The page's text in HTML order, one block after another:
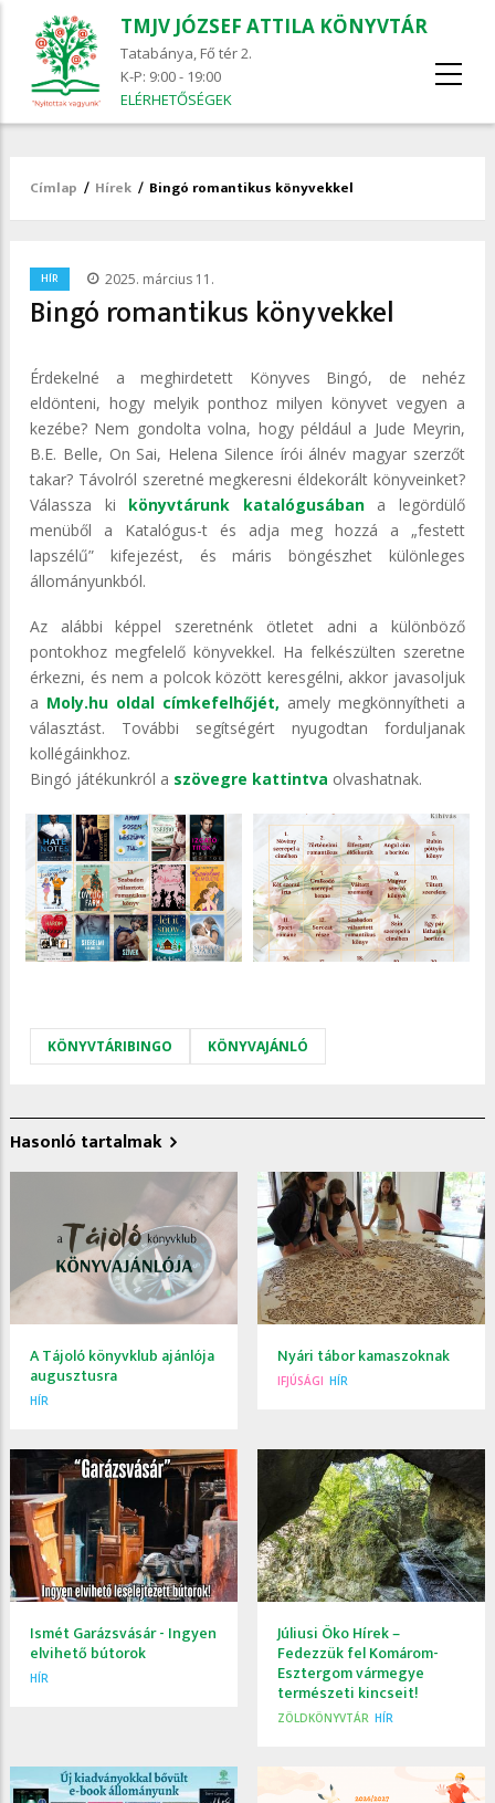
TMJV JÓZSEF ATTILA KÖNYVTÁR
Tatabánya, Fő tér 2.
K-P: 9:00 - 19:00
ELÉRHETŐSÉGEK
Morzsa
Címlap / Hírek / Bingó romantikus könyvekkel
HÍR 2025. március 11.
Bingó romantikus könyvekkel
Érdekelné a meghirdetett Könyves Bingó, de nehéz
eldönteni, hogy melyik ponthoz milyen könyvet vegyen a
kezébe? Nem gondolta volna, hogy például a Jude Meyrin,
B.E. Belle, On Sai, Helena Silence írói álnév magyar szerzőt
takar? Távolról szeretné megkeresni éldekorált könyveinket?
Válassza ki könyvtárunk katalógusábana legördülő
menüből a Katalógus-t és adja meg hozzá a „festett
lapszélű” kifejezést, és máris böngészhet különleges
állományunkból.
Az alábbi képpel szeretnénk ötletet adni a különböző
pontokhoz megfelelő könyvekkel. Ha felkészülten szeretne
érkezni, és nem a polcok között keresgélni, akkor javasoljuk
a Moly.hu oldal címkefelhőjét, amely megkönnyítheti a
választást. További segítségért nyugodtan forduljanak
kollégáinkhoz.
Bingó játékunkról a szövegre kattintva olvashatnak.
KÖNYVTÁRIBINGO KÖNYVAJÁNLÓ
Hasonló tartalmak
A Tájoló könyvklub ajánlója
augusztusra
HÍR
Nyári tábor kamaszoknak
IFJÚSÁGI HÍR
Ismét Garázsvásár - Ingyen
elvihető bútorok
HÍR
Júliusi Öko Hírek –
Fedezzük fel Komárom-
Esztergom vármegye
természeti kincseit!
ZÖLDKÖNYVTÁR HÍR